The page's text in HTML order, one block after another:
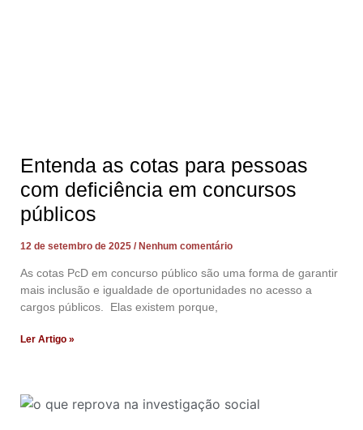
Entenda as cotas para pessoas
com deficiência em concursos
públicos
12 de setembro de 2025 Nenhum comentário
As cotas PcD em concurso público são uma forma de garantir
mais inclusão e igualdade de oportunidades no acesso a
cargos públicos. Elas existem porque,
Ler Artigo »